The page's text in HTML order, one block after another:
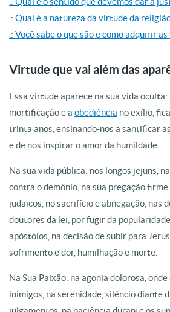
.: Qual é a natureza da virtude da
.: Você sabe o que são e como adquirir
Virtude que vai além das
Essa virtude aparece na sua vida oculta:
mortificação e a obediência no exílio,
trinta anos, ensinando-nos a santificar
e de nos inspirar o amor da humildade.
Na sua vida pública: nos longos jejuns,
contra o demônio, na sua pregação
judaicos, no sacrifício e abnegação, nas
doutores da lei, por fugir da
apóstolos, na decisão de subir para
sofrimento e dor, humilhação e morte.
Na Sua Paixão: na agonia dolorosa,
inimigos, na serenidade, silêncio diante